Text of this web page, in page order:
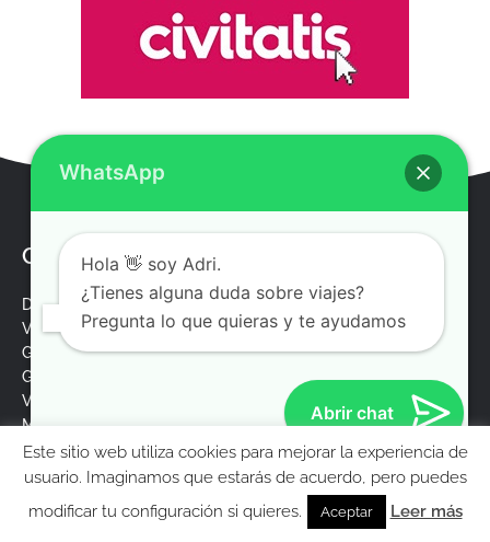
Contenido TOP
Descuento IATI Seguros
Vídeo guía Nueva York
Guía Costa Oeste
Guía Ruta 66
Vídeo guía Londres
Mapa de categorías
Qué ver en Nueva York
Hoteles baratos Londres
Este sitio web utiliza cookies para mejorar la experiencia de
usuario. Imaginamos que estarás de acuerdo, pero puedes
modificar tu configuración si quieres.
Aceptar Leer más
WhatsApp
Hola 👋 soy Adri.
¿Tienes alguna duda sobre viajes?
Pregunta lo que quieras y te ayudamos
Abrir chat
MolaViajar